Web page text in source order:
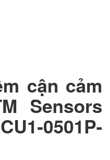
cận cảm
Sensors
0501P-